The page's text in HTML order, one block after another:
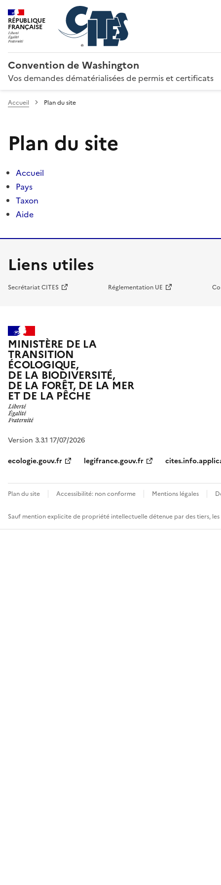
RÉPUBLIQUE
FRANÇAISE
Convention de Washington
Vos demandes dématérialisées de permis et certificats
Accueil Plan du site
Plan du site
Accueil
Pays
Taxon
Aide
Liens utiles
Secrétariat CITES Réglementation UE
MINISTÈRE DE LA
TRANSITION
ÉCOLOGIQUE,
DE LA BIODIVERSITÉ,
DE LA FORÊT, DE LA MER
ET DE LA PÊCHE
Version 3.3.1 17/07/2026
ecologie.gouv.fr
legifrance.gouv.fr
Plan du site Accessibilité: non conforme Mentions légales
Sauf mention explicite de propriété intellectuelle détenue par des tiers,